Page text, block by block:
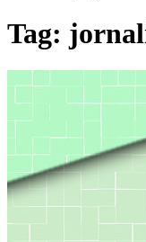
Tag: